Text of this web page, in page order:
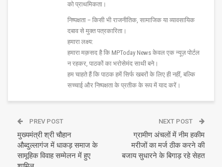
को प्राथमिकता।
निष्पक्षता – किसी भी राजनीतिक, सामाजिक या व्यावसायिक
दबाव से मुक्त पत्रकारिता।
हमारा लक्ष्य:
हमारा मक़सद है कि MPToday News केवल एक न्यूज़ पोर्टल
न रहकर, पाठकों का भरोसेमंद साथी बने।
हम चाहते हैं कि पाठक हमें सिर्फ खबरों के लिए ही नहीं, बल्कि
सच्चाई और निष्पक्षता के प्रतीक के रूप में याद करें।
PREV POST
मुख्यमंत्री श्री चौहान
औब्दुल्लागंज में धाकड़ समाज के
सामूहिक विवाह सम्मेलन में हुए
NEXT POST
ग्रामीण अंचलों में नीम हकीम
मरीजों का मर्ज ठीक करने की
बजाय सुधारने के बिगाड़ रहे सेहत